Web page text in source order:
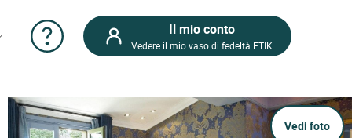
Il mio conto
Vedere il mio vaso di fedeltà ETIK
Vedi foto